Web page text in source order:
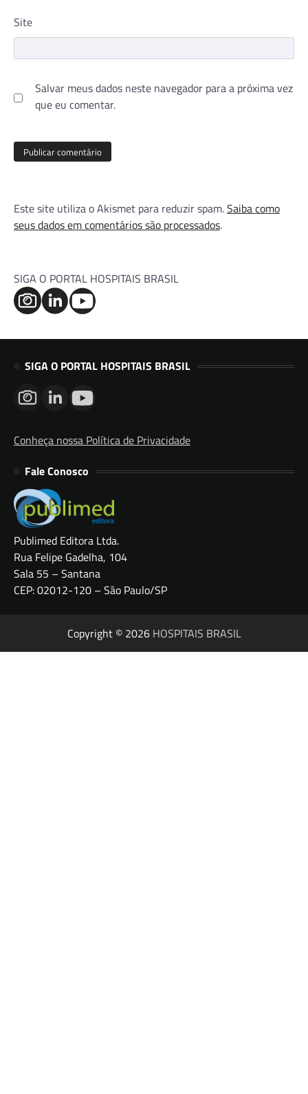
Site
Salvar meus dados neste navegador para a próxima vez
que eu comentar.
Este site utiliza o Akismet para reduzir spam.Saiba como
seus dados em comentários são processados.
SIGA O PORTAL HOSPITAIS BRASIL
SIGA O PORTAL HOSPITAIS BRASIL
Conheça nossa Política de Privacidade
Fale Conosco
Publimed Editora Ltda.
Rua Felipe Gadelha, 104
Sala 55 – Santana
CEP: 02012-120 – São Paulo/SP
Copyright © 2026 HOSPITAIS BRASIL